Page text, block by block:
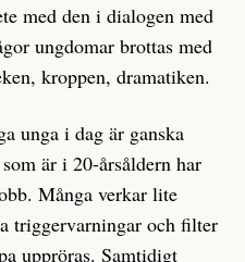
med den i dialogen med
ungdomar brottas med
kroppen, dramatiken.
unga i dag är ganska
är i 20-årsåldern har
Många verkar lite
triggervarningar och filter
uppröras. Samtidigt